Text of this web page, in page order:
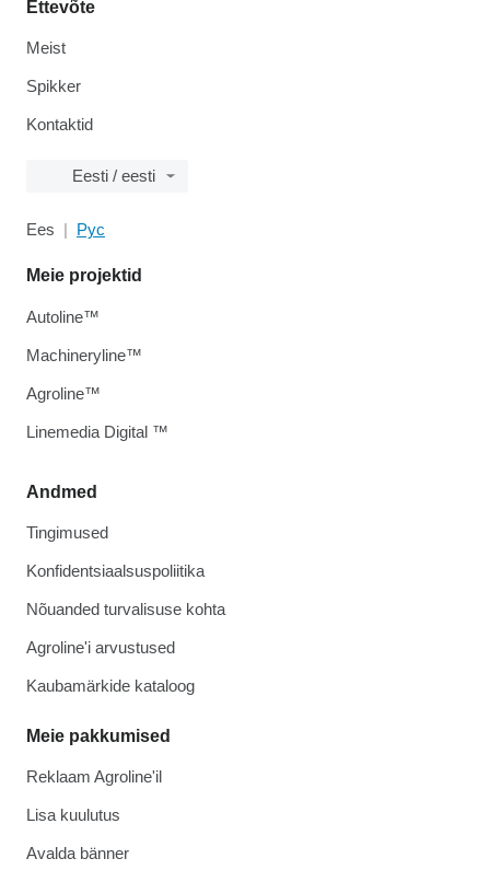
Ettevõte
Meist
Spikker
Kontaktid
Eesti / eesti
Ees Рус
Andmed
Tingimused
Konfidentsiaalsuspoliitika
Nõuanded turvalisuse kohta
Agroline'i arvustused
Kaubamärkide kataloog
Meie pakkumised
Reklaam Agroline'il
Lisa kuulutus
Avalda bänner
Meie projektid
Autoline™
Machineryline™
Agroline™
Linemedia Digital ™